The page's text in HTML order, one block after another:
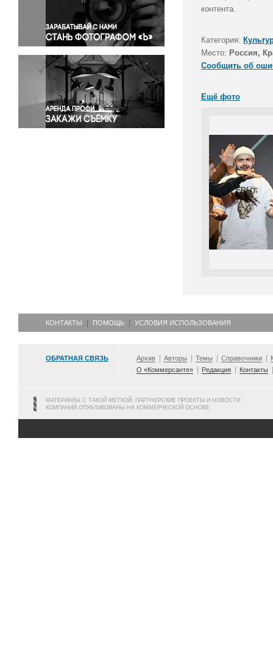
Правосудие
Происшествия и конфликты
Религия
Светская жизнь
Спорт
Экология
Экономика и бизнес
контента.
Категория:
Место: Россия,
Сообщить об
Ещё фото
КОНТАКТЫ ПОМОЩЬ УСЛОВИЯ ИСПОЛЬЗОВАНИЯ
ОБРАТНАЯ СВЯЗЬ Архив Авторы Темы Справочники
О «Коммерсанте»
Редакция Контакты
МАТЕРИАЛЫ С ТАКОЙ МЕТКОЙ, ПАРТНЕРСКИЕ ПРОЕКТЫ И НОВОСТИ
КОМПАНИЙ ОПУБЛИКОВАНЫ НА КОММЕРЧЕСКОЙ ОСНОВЕ